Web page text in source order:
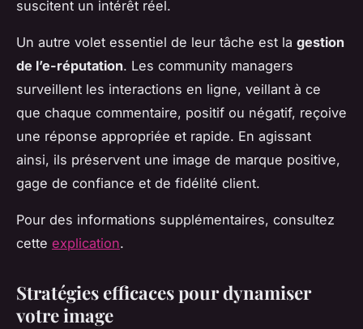
suscitent un intérêt réel.
Un autre volet essentiel de leur tâche est la gestion
de l’e-réputation. Les community managers
surveillent les interactions en ligne, veillant à ce
que chaque commentaire, positif ou négatif, reçoive
une réponse appropriée et rapide. En agissant
ainsi, ils préservent une image de marque positive,
gage de confiance et de fidélité client.
Pour des informations supplémentaires, consultez
cette explication.
Stratégies efficaces pour dynamiser
votre image